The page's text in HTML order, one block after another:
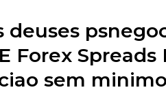
deuses
Forex
sem